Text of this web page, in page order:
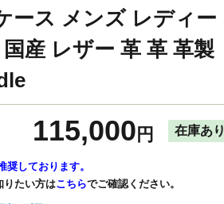
ース メンズ レディー
産 レザー 革 革 革製
115,000 円 在庫あり
奨しております。
りたい方はこちらでご確認ください。